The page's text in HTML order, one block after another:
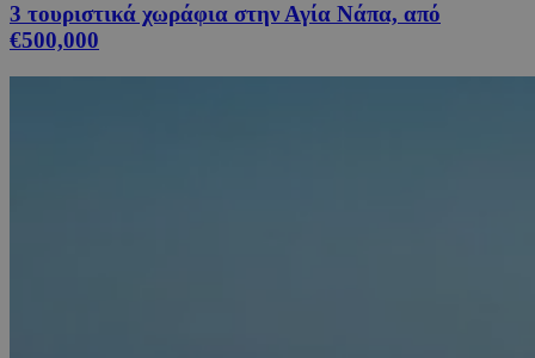
3 τουριστικά χωράφια στην Αγία Νάπα, από
€500,000